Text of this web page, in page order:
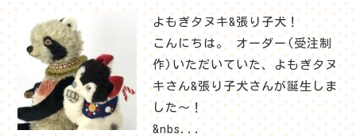
よもぎタヌキ&張り子犬！
こんにちは。 オーダー(受注制
作)いただいていた、よもぎタヌ
キさん&張り子犬さんが誕生しま
した～！
&nbs...